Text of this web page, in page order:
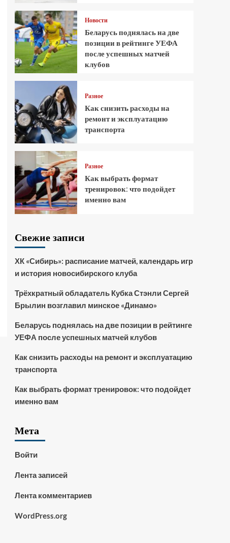
Новости
Беларусь поднялась на две
позиции в рейтинге УЕФА
после успешных матчей
клубов
Разное
Как снизить расходы на
ремонт и эксплуатацию
транспорта
Разное
Как выбрать формат
тренировок: что подойдет
именно вам
Свежие записи
ХК «Сибирь»: расписание матчей, календарь игр
и история новосибирского клуба
Трёхкратный обладатель Кубка Стэнли Сергей
Брылин возглавил минское «Динамо»
Беларусь поднялась на две позиции в рейтинге
УЕФА после успешных матчей клубов
Как снизить расходы на ремонт и эксплуатацию
транспорта
Как выбрать формат тренировок: что подойдет
именно вам
Мета
Войти
Лента записей
Лента комментариев
WordPress.org